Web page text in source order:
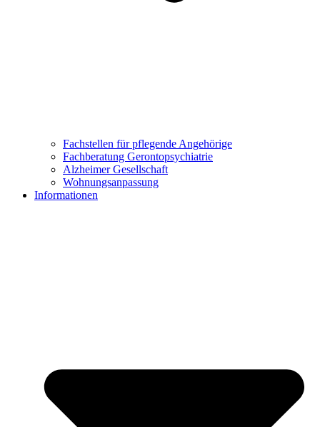
Fachstellen für pflegende Angehörige
Fachberatung Gerontopsychiatrie
Alzheimer Gesellschaft
Wohnungsanpassung
Informationen